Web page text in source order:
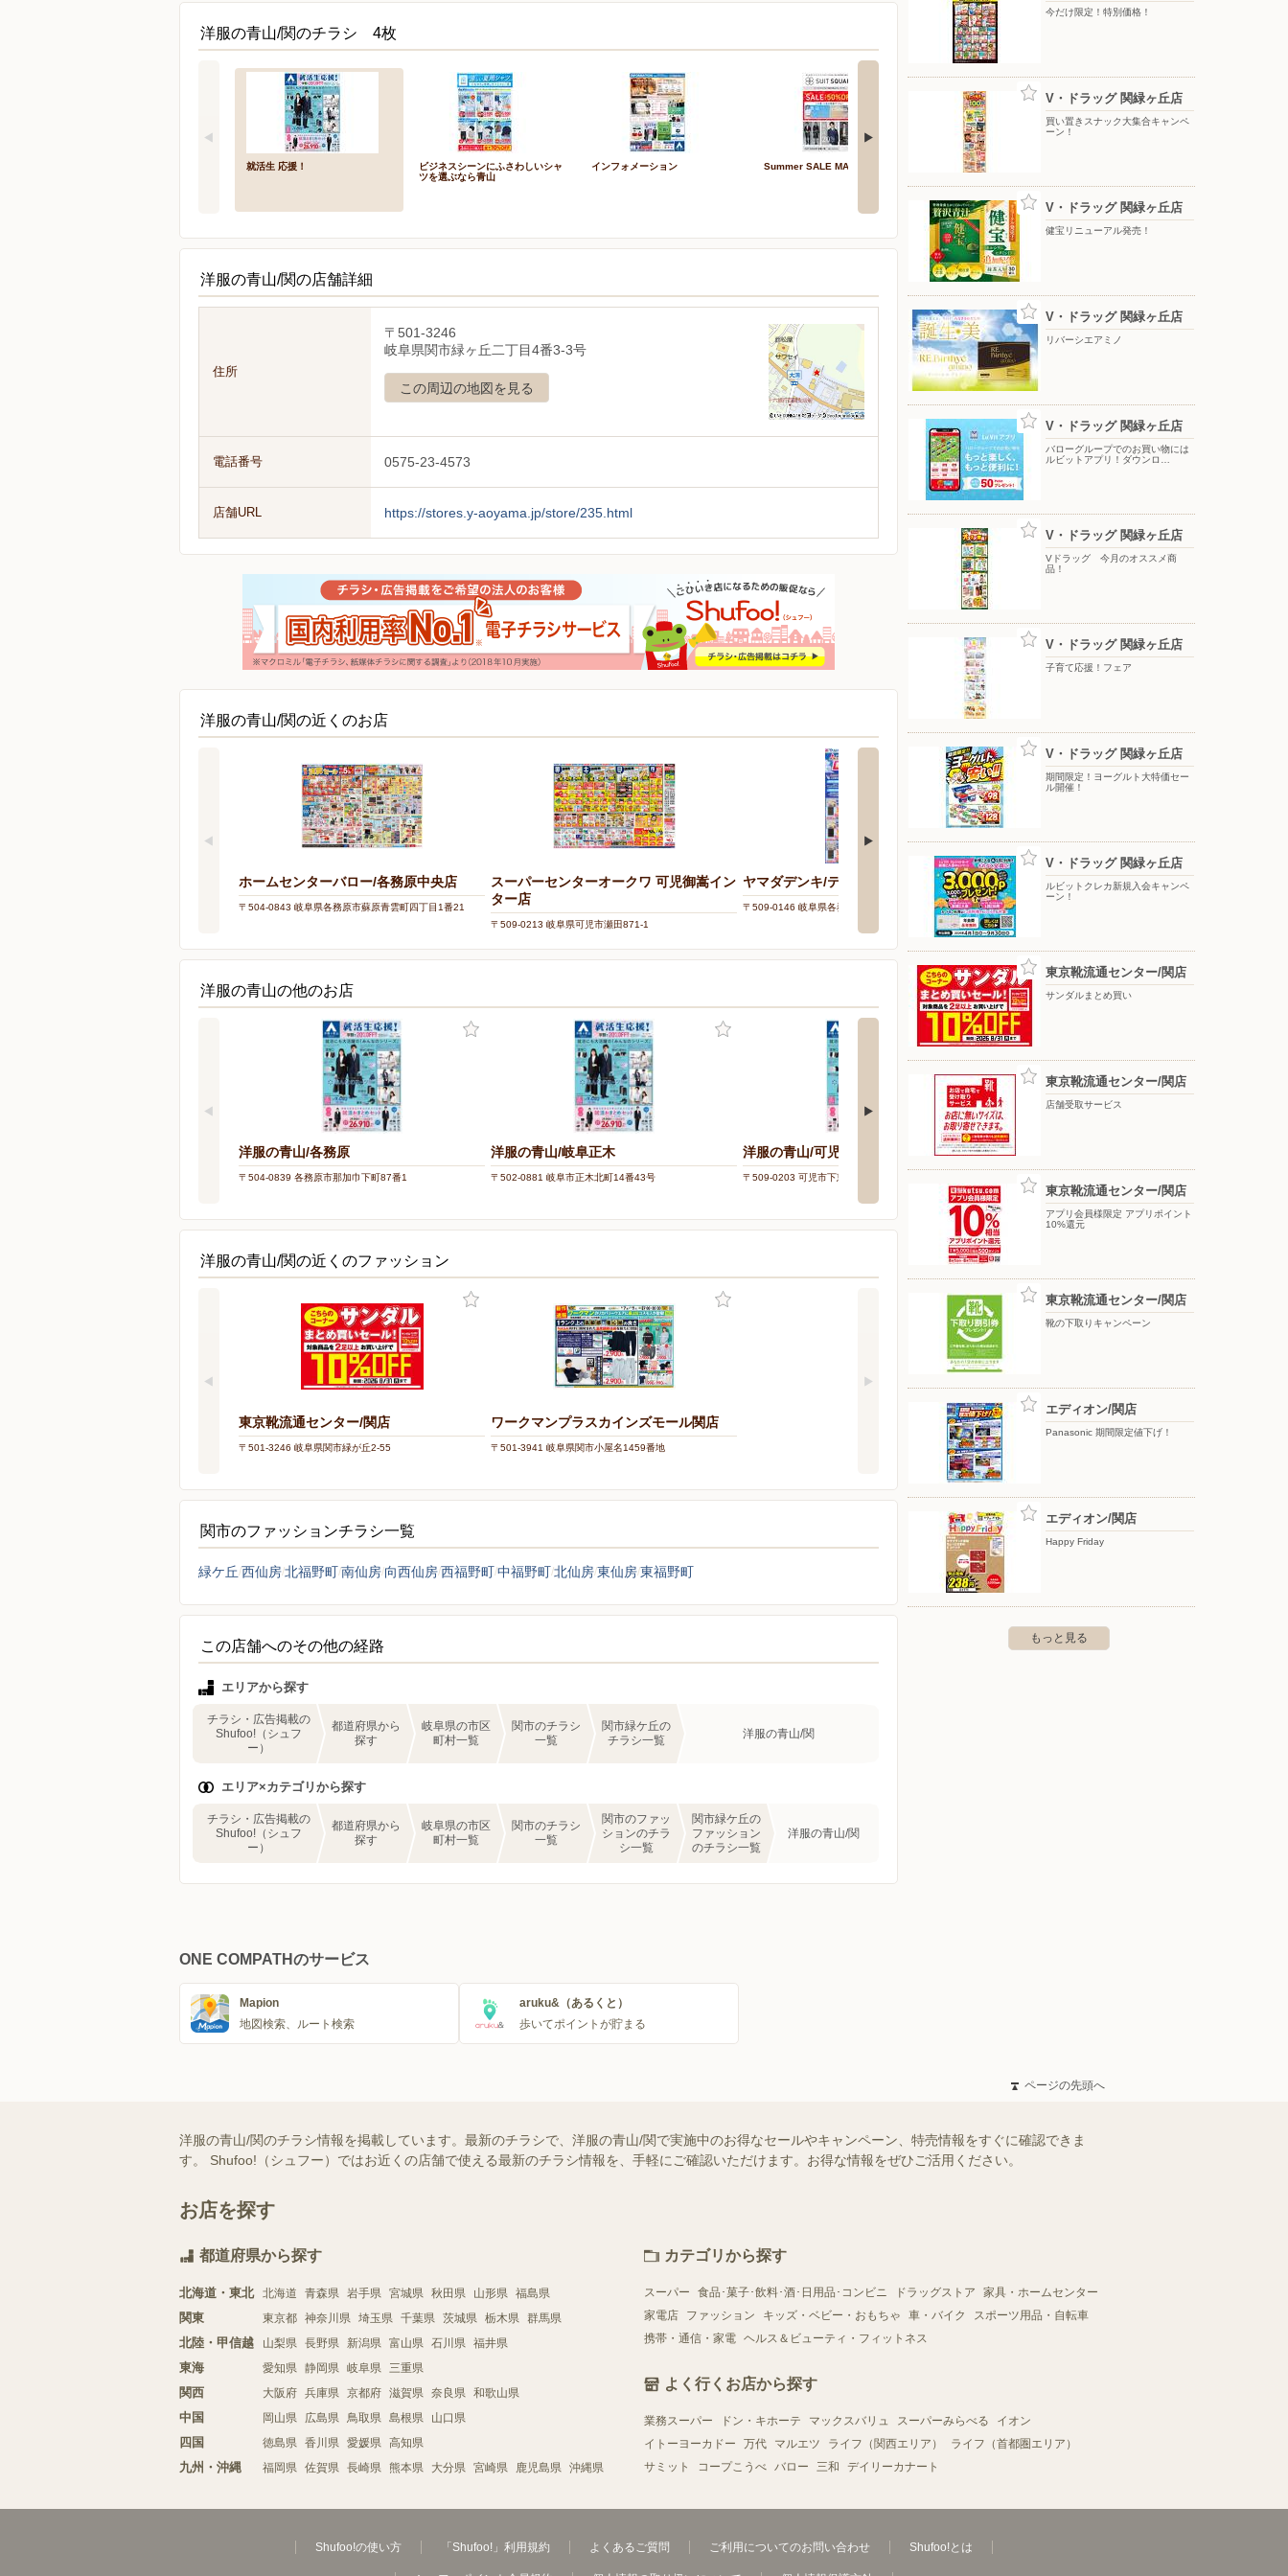
洋服の青山/関のチラシ 4枚
就活生 応援！
ビジネスシーンにふさわしいシャ
ツを選ぶなら青山
インフォメーション Summer SALE MAX50%OFF
洋服の青山/関の店舗詳細
住所
〒501-3246
岐阜県関市緑ヶ丘二丁目4番3-3号
この周辺の地図を見る
電話番号 0575-23-4573
店舗URL https://stores.y-aoyama.jp/store/235.html
洋服の青山/関の近くのお店
ホームセンターバロー/各務原中央店
〒504-0843 岐阜県各務原市蘇原青雲町四丁目1番21
スーパーセンターオークワ 可児御嵩イン
ター店
〒509-0213 岐阜県可児市瀬田871-1
ヤマダデンキ/テックランド各務原店
〒509-0146 岐阜県各務原市鵜沼三ツ池町3-132
ホームセンターバロー/関緑ヶ丘店
〒501-3246 岐阜県関市緑ヶ丘1-1-64
洋服の青山の他のお店
洋服の青山/各務原
〒504-0839 各務原市那加巾下町87番1
洋服の青山/岐阜正木
〒502-0881 岐阜市正木北町14番43号
洋服の青山/可児
〒509-0203 可児市下恵土5673番地
洋服の青山/江南
〒483-8223 江南市赤童子町御宿5番地
洋服の青山/関の近くのファッション
東京靴流通センター/関店
〒501-3246 岐阜県関市緑が丘2-55
ワークマンプラスカインズモール関店
〒501-3941 岐阜県関市小屋名1459番地
関市のファッションチラシ一覧
緑ケ丘 西仙房北福野町南仙房 向西仙房西福野町中福野町北仙房東仙房東福野町
この店舗へのその他の経路
エリアから探す
チラシ・広告掲載の
Shufoo!（シュフ
ー）
都道府県から
探す
岐阜県の市区
町村一覧
関市のチラシ
一覧
関市緑ケ丘の
チラシ一覧
洋服の青山/関
エリア×カテゴリから探す
チラシ・広告掲載の
Shufoo!（シュフ
ー）
都道府県から
探す
岐阜県の市区
町村一覧
関市のチラシ
一覧
関市のファッ
ションのチラ
シ一覧
関市緑ケ丘の
ファッション
のチラシ一覧
洋服の青山/関
今だけ限定！特別価格！
V・ドラッグ 関緑ヶ丘店
買い置きスナック大集合キャンペ
ーン！
V・ドラッグ 関緑ヶ丘店
健宝リニューアル発売！
V・ドラッグ 関緑ヶ丘店
リバーシエアミノ
V・ドラッグ 関緑ヶ丘店
バローグループでのお買い物には
ルビットアプリ！ダウンロ…
V・ドラッグ 関緑ヶ丘店
Vドラッグ 今月のオススメ商
品！
V・ドラッグ 関緑ヶ丘店
子育て応援！フェア
V・ドラッグ 関緑ヶ丘店
期間限定！ヨーグルト大特価セー
ル開催！
V・ドラッグ 関緑ヶ丘店
ルビットクレカ新規入会キャンペ
ーン！
東京靴流通センター/関店
サンダルまとめ買い
東京靴流通センター/関店
店舗受取サービス
東京靴流通センター/関店
アプリ会員様限定 アプリポイント
10%還元
東京靴流通センター/関店
靴の下取りキャンペーン
エディオン/関店
Panasonic 期間限定値下げ！
エディオン/関店
Happy Friday
もっと見る
ONE COMPATHのサービス
Mapion
地図検索、ルート検索
aruku&（あるくと）
歩いてポイントが貯まる
ページの先頭へ
洋服の青山/関のチラシ情報を掲載しています。最新のチラシで、洋服の青山/関で実施中のお得なセールやキャンペーン、特売情報をすぐに確認できま
す。 Shufoo!（シュフー）ではお近くの店舗で使える最新のチラシ情報を、手軽にご確認いただけます。お得な情報をぜひご活用ください。
お店を探す
都道府県から探す
北海道・東北 北海道 青森県 岩手県 宮城県 秋田県 山形県 福島県
関東 東京都 神奈川県 埼玉県 千葉県 茨城県 栃木県 群馬県
北陸・甲信越 山梨県 長野県 新潟県 富山県 石川県 福井県
東海 愛知県 静岡県 岐阜県 三重県
関西 大阪府 兵庫県 京都府 滋賀県 奈良県 和歌山県
中国 岡山県 広島県 鳥取県 島根県 山口県
四国 徳島県 香川県 愛媛県 高知県
九州・沖縄 福岡県 佐賀県 長崎県 熊本県 大分県 宮崎県 鹿児島県 沖縄県
カテゴリから探す
スーパー 食品･菓子･飲料･酒･日用品･コンビニ ドラッグストア
家具・ホームセンター
家電店
ファッション キッズ・ベビー・おもちゃ 車・バイク
スポーツ用品・自転車
携帯・通信・家電 ヘルス＆ビューティ・フィットネス
よく行くお店から探す
業務スーパー ドン・キホーテ マックスバリュ スーパーみらべる
イオン
イトーヨーカドー
万代 マルエツ ライフ（関西エリア）
ライフ（首都圏エリア）
サミット
コープこうべ バロー 三和 デイリーカナート
Shufoo!の使い方 「Shufoo!」利用規約 よくあるご質問 ご利用についてのお問い合わせ Shufoo!とは